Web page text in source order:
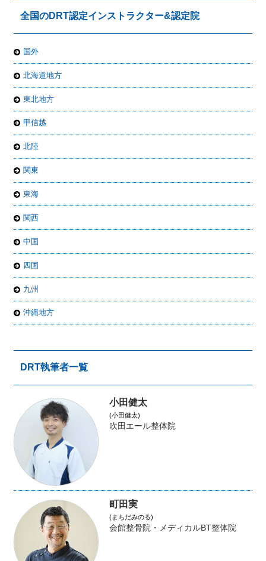
全国のDRT認定インストラクター&認定院
国外
北海道地方
東北地方
甲信越
北陸
関東
東海
関西
中国
四国
九州
沖縄地方
DRT執筆者一覧
小田健太
(小田健太)
吹田エール整体院
町田実
(まちだみのる)
会館整骨院・メディカルBT整体院